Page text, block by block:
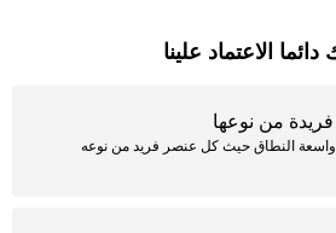
دائما الاعتماد علينا
من نوعها
النطاق حيث كل عنصر فريد من نوعه